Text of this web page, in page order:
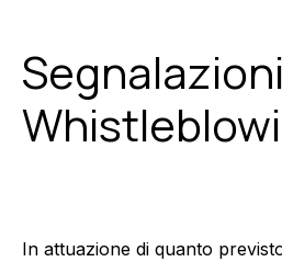
Segnalazioni
In attuazione di quanto